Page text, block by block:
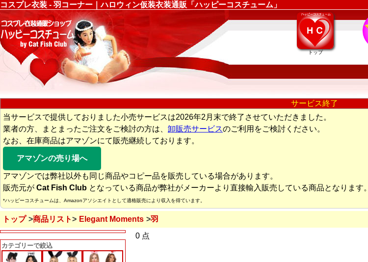
コスプレ衣装 - 羽コーナー｜ハロウィン仮装衣装通販「ハッピーコスチューム」
トップ
サービス終了
当サービスで提供しておりました小売サービスは2026年2月末で終了させていただきました。
業者の方、まとまったご注文をご検討の方は、 卸販売サービスのご利用をご検討ください。
なお、在庫商品はアマゾンにて販売継続しております。
アマゾンの売り場へ
アマゾンでは弊社以外も同じ商品やコピー品を販売している場合があります。
販売元が Cat Fish Club となっている商品が弊社がメーカーより直接輸入販売している商品となります。
*ハッピーコスチュームは、Amazonアソシエイトとして適格販売により収入を得ています。
トップ 商品リスト Elegant Moments 羽
カテゴリーで絞込
0 点